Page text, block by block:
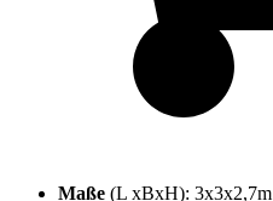
Maße (L xBxH): 3x3x2,7m